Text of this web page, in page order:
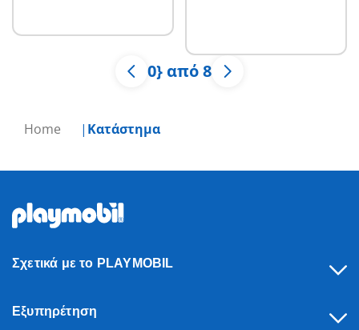
Home Κατάστημα
0} από 8
Σχετικά με το PLAYMOBIL
Εξυπηρέτηση